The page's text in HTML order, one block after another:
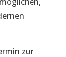
zur